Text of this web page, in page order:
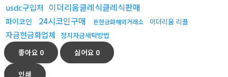
usdc구입처 이더리움클레식클레식판매
파이코인 24시코인구매 돈현금화해외거래소 이더리움 리플
자금현금화업체 정치자금세탁방법
좋아요 0 싫어요 0
인쇄